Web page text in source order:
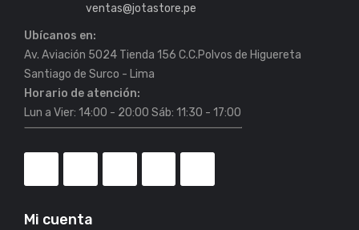
ventas@jotastore.pe
Ubícanos en:
Av. Aviación 5024 Tienda 156 C.C.Polvos de Higuereta
Horario de atención:
Lun a Vier: 14:00 - 20:00 Sáb: 11:30 - 17:00
Mi cuenta